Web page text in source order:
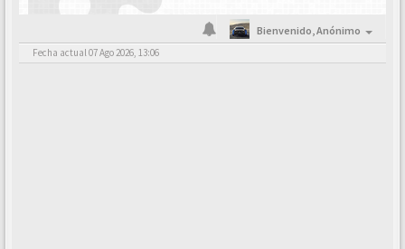
Bienvenido,Anónimo
Fecha actual 07 Ago 2026, 13:06